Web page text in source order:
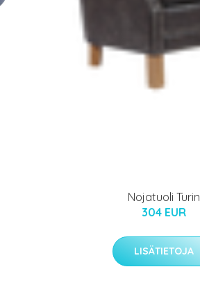
Nojatuoli Turin
304 EUR
LISÄTIETOJA